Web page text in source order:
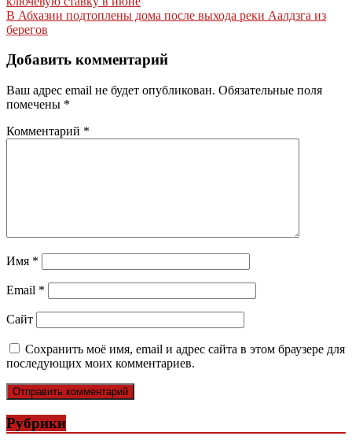
по
записям
В Абхазии подтоплены дома после выхода реки Аалдзга из
берегов
Добавить комментарий
Ваш адрес email не будет опубликован. Обязательные поля
помечены *
Комментарий *
Имя *
Email *
Сайт
Сохранить моё имя, email и адрес сайта в этом браузере для
последующих моих комментариев.
Рубрики